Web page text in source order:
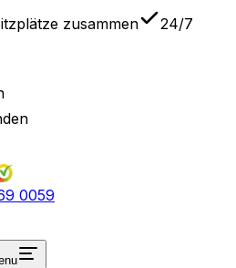
zusammen
24/7
0059